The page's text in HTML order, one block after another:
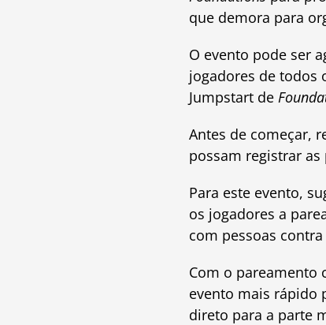
que demora para
O evento pode ser
jogadores de todos
Jumpstart de
Antes de começar,
possam registrar
Para este evento,
os jogadores a
com pessoas
Com o pareamento
evento mais rápido
direto para a parte